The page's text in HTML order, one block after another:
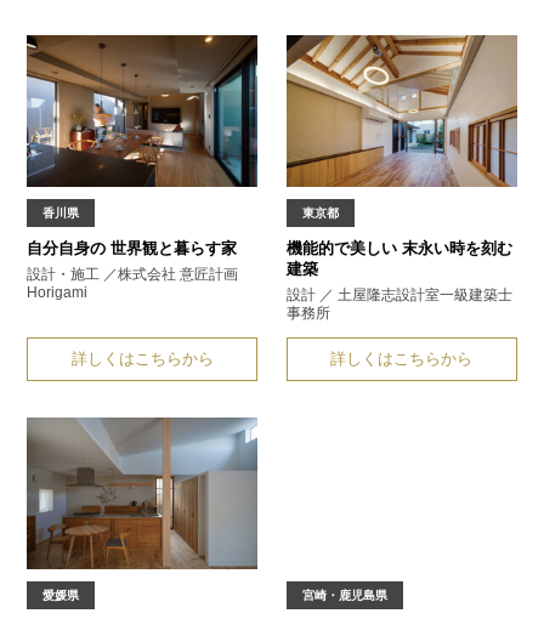
香川県
自分自身の世界観と暮らす家
設計・施工 ／株式会社 意匠計画
Horigami
詳しくはこちらから
東京都
機能的で美しい末永い時を刻む
建築
設計 ／ 土屋隆志設計室一級建築士
事務所
詳しくはこちらから
愛媛県 宮崎・鹿児島県